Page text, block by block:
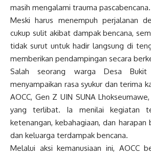
masih mengalami trauma pascabencana.
Meski harus menempuh perjalanan
cukup sulit akibat dampak bencana,
tidak surut untuk hadir langsung di
memberikan pendampingan secara
Salah seorang warga Desa Bukit
menyampaikan rasa syukur dan terima
AOCC, Gen Z UIN SUNA
yang terlibat. Ia menilai kegiatan
ketenangan, kebahagiaan, dan harapan
dan keluarga terdampak bencana.
Melalui aksi kemanusiaan ini, AOCC